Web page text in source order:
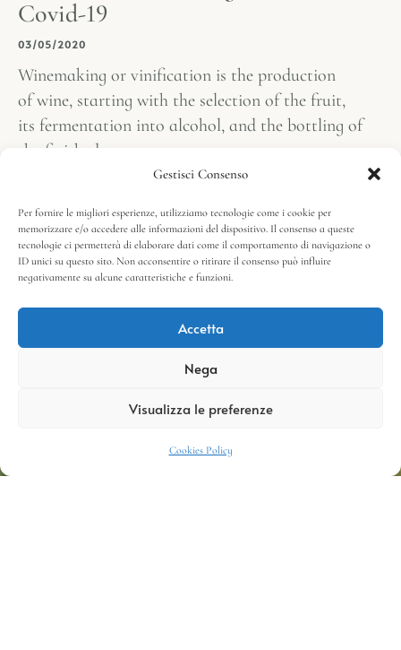
Gestisci Consenso
Per fornire le migliori esperienze, utilizziamo tecnologie come i cookie per
memorizzare e/o accedere alle informazioni del dispositivo. Il consenso a queste
tecnologie ci permetterà di elaborare dati come il comportamento di navigazione o
ID unici su questo sito. Non acconsentire o ritirare il consenso può influire
negativamente su alcune caratteristiche e funzioni.
Accetta
Nega
Visualizza le preferenze
Cookies Policy
Covid-19
03/05/2020
Winemaking or vinification is the production
of wine, starting with the selection of the fruit,
its fermentation into alcohol, and the bottling of
the finished